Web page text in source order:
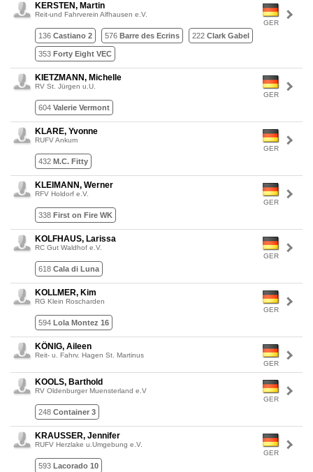
GER
KERSTEN, Martin
Reit-und Fahrverein Alfhausen e.V.
136 Castiano 2 576 Barre des Ecrins 222 Clark Gabel
353 Forty Eight VEC
GER
KIETZMANN, Michelle
RV St. Jürgen u.U.
604 Valerie Vermont
GER
KLARE, Yvonne
RUFV Ankum
432 M.C. Fitty
GER
KLEIMANN, Werner
RFV Holdorf e.V.
338 First on Fire WK
GER
KOLFHAUS, Larissa
RC Gut Waldhof e.V.
618 Cala di Luna
GER
KOLLMER, Kim
RG Klein Roscharden
594 Lola Montez 16
GER
KÖNIG, Aileen
Reit- u. Fahrv. Hagen St. Martinus
GER
KOOLS, Barthold
RV Oldenburger Muensterland e.V
248 Container 3
GER
KRAUSSER, Jennifer
RUFV Herzlake u.Umgebung e.V.
593 Lacorado 10